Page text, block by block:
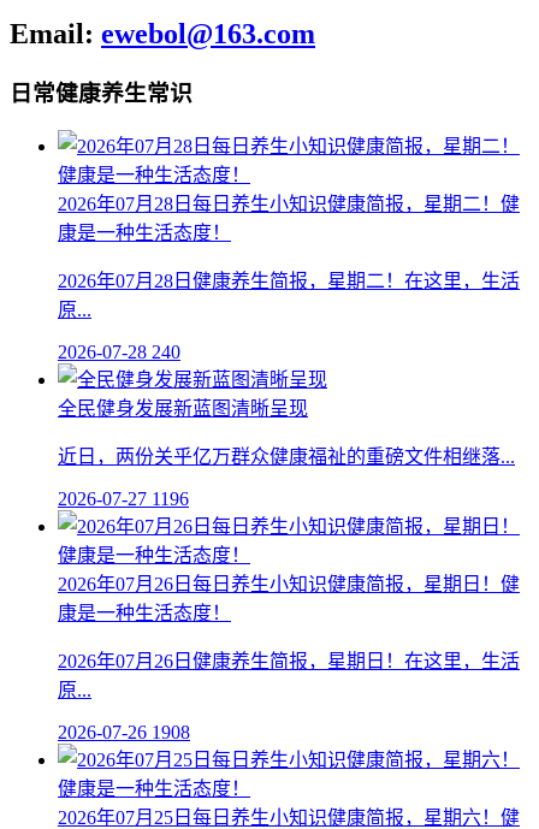
Email: ewebol@163.com
日常健康养生常识
2026年07月28日每日养生小知识健康简报，星期二！健
康是一种生活态度！
2026年07月28日健康养生简报，星期二！在这里，生活
原...
2026-07-28 240
全民健身发展新蓝图清晰呈现
近日，两份关乎亿万群众健康福祉的重磅文件相继落...
2026-07-27 1196
2026年07月26日每日养生小知识健康简报，星期日！健
康是一种生活态度！
2026年07月26日健康养生简报，星期日！在这里，生活
原...
2026-07-26 1908
2026年07月25日每日养生小知识健康简报，星期六！健